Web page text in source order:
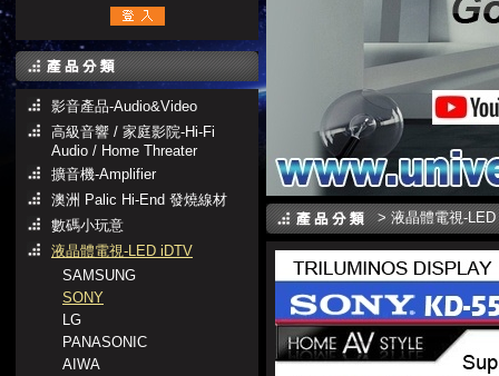
影音產品-Audio&Video
高級音響 / 家庭影院-Hi-Fi
Audio / Home Threater
擴音機-Amplifier
澳洲 Palic Hi-End 發燒線材
數碼小玩意
液晶體電視-LED iDTV
SAMSUNG
SONY
LG
PANASONIC
AIWA
>液晶體電視-